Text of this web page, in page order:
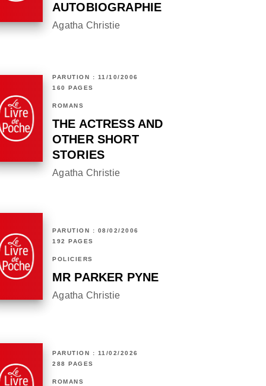
AUTOBIOGRAPHIE
Agatha Christie
PARUTION : 11/10/2006
160 PAGES
ROMANS
THE ACTRESS AND
OTHER SHORT
STORIES
Agatha Christie
PARUTION : 08/02/2006
192 PAGES
POLICIERS
MR PARKER PYNE
Agatha Christie
PARUTION : 11/02/2026
288 PAGES
ROMANS